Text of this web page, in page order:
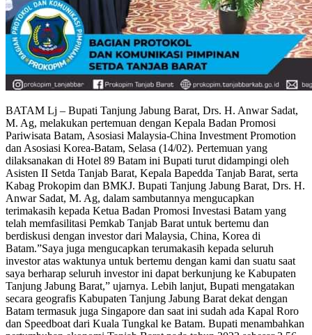
BATAM Lj – Bupati Tanjung Jabung Barat, Drs. H. Anwar Sadat,
M. Ag, melakukan pertemuan dengan Kepala Badan Promosi
Pariwisata Batam, Asosiasi Malaysia-China Investment Promotion
dan Asosiasi Korea-Batam, Selasa (14/02). Pertemuan yang
dilaksanakan di Hotel 89 Batam ini Bupati turut didampingi oleh
Asisten II Setda Tanjab Barat, Kepala Bapedda Tanjab Barat, serta
Kabag Prokopim dan BMKJ. Bupati Tanjung Jabung Barat, Drs. H.
Anwar Sadat, M. Ag, dalam sambutannya mengucapkan
terimakasih kepada Ketua Badan Promosi Investasi Batam yang
telah memfasilitasi Pemkab Tanjab Barat untuk bertemu dan
berdiskusi dengan investor dari Malaysia, China, Korea di
Batam.”Saya juga mengucapkan terumakasih kepada seluruh
investor atas waktunya untuk bertemu dengan kami dan suatu saat
saya berharap seluruh investor ini dapat berkunjung ke Kabupaten
Tanjung Jabung Barat,” ujarnya. Lebih lanjut, Bupati mengatakan
secara geografis Kabupaten Tanjung Jabung Barat dekat dengan
Batam termasuk juga Singapore dan saat ini sudah ada Kapal Roro
dan Speedboat dari Kuala Tungkal ke Batam. Bupati menambahkan